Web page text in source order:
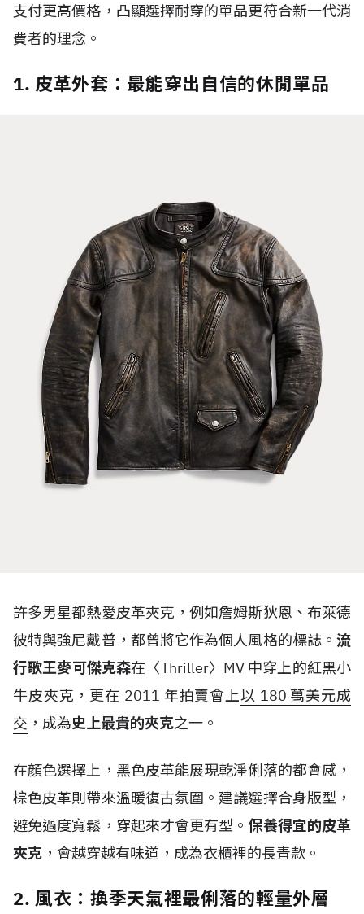
支付更高價格，凸顯選擇耐穿的單品更符合新一代消
費者的理念。
1. 皮革外套：最能穿出自信的休閒單品
許多男星都熱愛皮革夾克，例如詹姆斯狄恩、布萊德
彼特與強尼戴普，都曾將它作為個人風格的標誌。 流
行歌王麥可傑克森在〈Thriller〉 MV 中穿上的紅黑小
牛皮夾克，更在 2011 年拍賣會上以 180 萬美元成
交 ，成為史上最貴的夾克之一。
在顏色選擇上，黑色皮革能展現乾淨俐落的都會感，
棕色皮革則帶來溫暖復古氛圍。建議選擇合身版型，
避免過度寬鬆，穿起來才會更有型。保養得宜的皮革
夾克 ，會越穿越有味道，成為衣櫃裡的長青款。
2. 風衣：換季天氣裡最俐落的輕量外層